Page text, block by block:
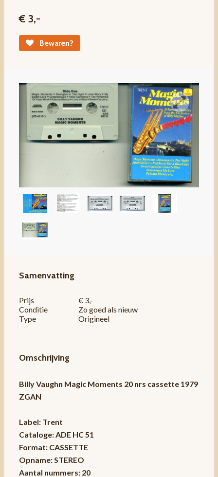
€ 3,-
Bewaren?
Samenvatting
Prijs
€ 3,-
Conditie
Zo goed als nieuw
Type
Origineel
Omschrijving
Billy Vaughn Magic Moments 20 nrs cassette 1979
ZGAN
Label: Trent
Cataloge: ADE HC 51
Format: CASSETTE
Opname: STEREO
Aantal nummers: 20